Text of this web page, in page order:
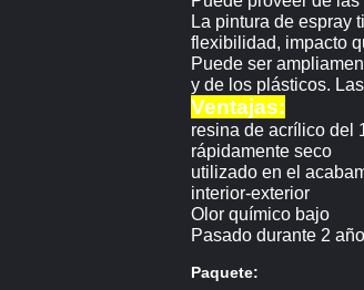
La pintura de espray
flexibilidad, impacto
Puede ser
y de los plásticos.
Ventajas:
resina de acrílico del
rápidamente seco
utilizado en el
interior-exterior
Olor químico bajo
Pasado durante 2
Paquete: